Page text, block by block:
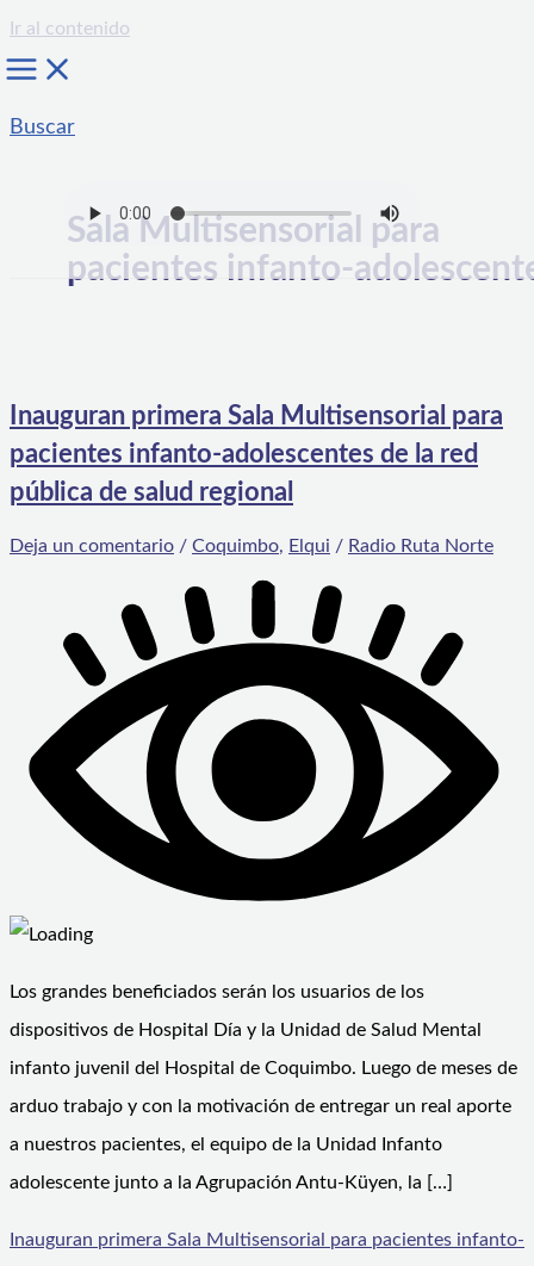
Ir al contenido
Buscar
Sala Multisensorial para
pacientes infanto-
Inauguran primera Sala Multisensorial para
pacientes infanto-adolescentes de la red
pública de salud regional
Deja un comentario / Coquimbo, Elqui / Radio Ruta Norte
Los grandes beneficiados serán los usuarios de los
dispositivos de Hospital Día y la Unidad de Salud Mental
infanto juvenil del Hospital de Coquimbo. Luego de meses de
arduo trabajo y con la motivación de entregar un real aporte
a nuestros pacientes, el equipo de la Unidad Infanto
adolescente junto a la Agrupación Antu-Küyen, la […]
Inauguran primera Sala Multisensorial para pacientes infanto-